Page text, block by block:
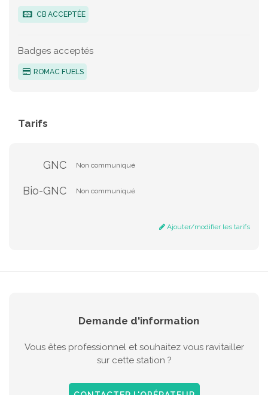
CB ACCEPTÉE
Badges acceptés
ROMAC FUELS
Tarifs
GNC Non communiqué
Bio-GNC Non communiqué
Ajouter/modifier les tarifs
Demande d'information
Vous êtes professionnel et souhaitez vous ravitailler
sur cette station ?